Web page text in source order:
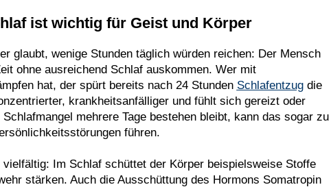
ist wichtig für Geist und Körper
glaubt, wenige Stunden täglich würden reichen: Der Mensch
ohne ausreichend Schlaf auskommen. Wer mit
hat, der spürt bereits nach 24 Stunden Schlafentzugdie
krankheitsanfälliger und fühlt sich gereizt oder
mehrere Tage bestehen bleibt, kann das sogar zu
führen.
vielfältig: Im Schlaf schüttet der Körper beispielsweise Stoffe
stärken. Auch die Ausschüttung des Hormons Somatropin